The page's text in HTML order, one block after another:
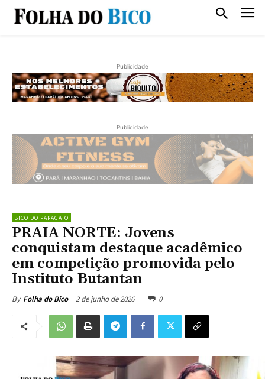
Publicidade
Publicidade
BICO DO PAPAGAIO
PRAIA NORTE: Jovens
conquistam destaque acadêmico
em competição promovida pelo
Instituto Butantan
By Folha do Bico 2 de junho de 2026 0